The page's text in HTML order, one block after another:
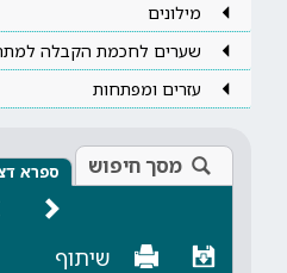
מילונים
שערים לחכמת הקבלה
עזרים ומפתחות
מסך חיפוש ספרא
שיתוף